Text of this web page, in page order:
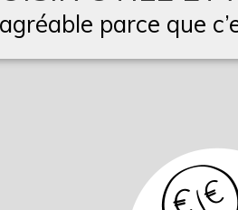
parce que